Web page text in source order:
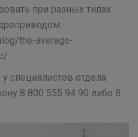
при разных типах
the-average-
.
специалистов отдела
8 800 555 94 90 либо 8